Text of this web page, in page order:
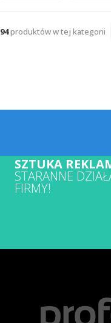
94produktów w tej kategorii
SZTUKA
STARANNE
FIRMY!